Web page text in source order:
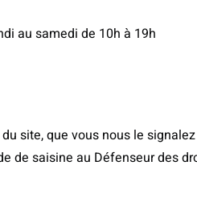
au samedi de 10h à 19h
site, que vous nous le
de saisine au Défenseur des